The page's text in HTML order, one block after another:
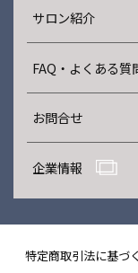
サロン紹介
FAQ・よくある質
お問合せ
企業情報
特定商取引法に基づ